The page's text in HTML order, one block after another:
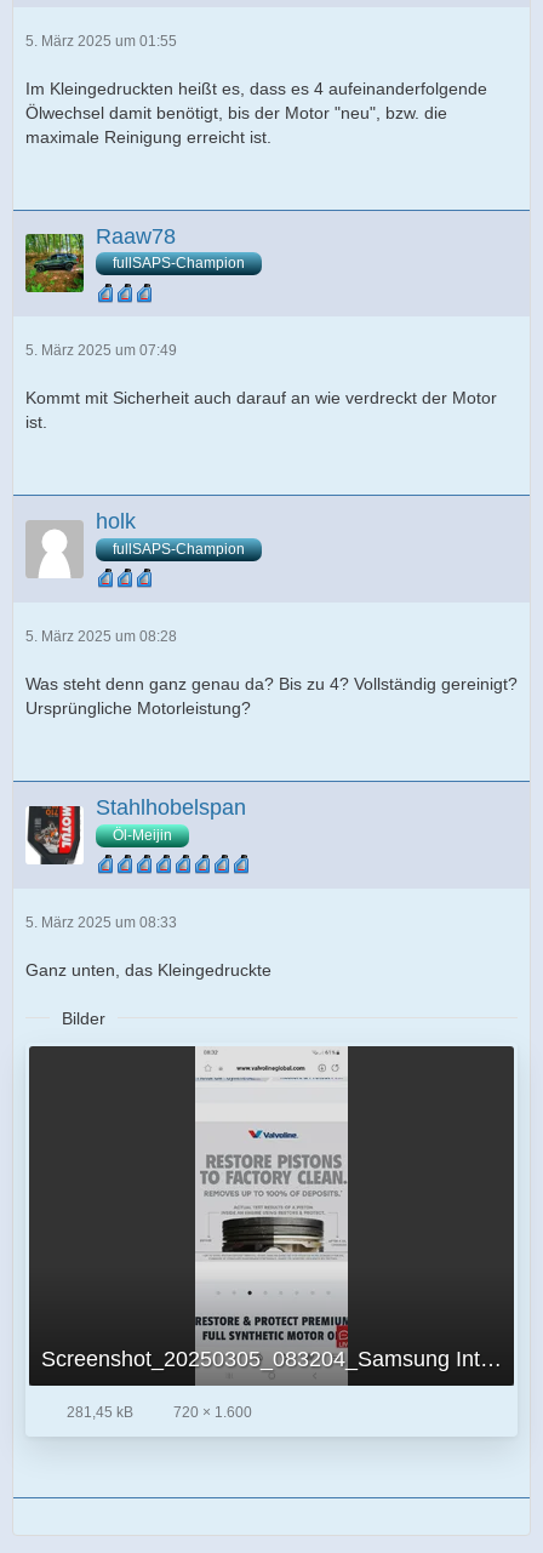
5. März 2025 um 01:55
Im Kleingedruckten heißt es, dass es 4 aufeinanderfolgende
Ölwechsel damit benötigt, bis der Motor "neu", bzw. die
maximale Reinigung erreicht ist.
Raaw78
fullSAPS-Champion
5. März 2025 um 07:49
Kommt mit Sicherheit auch darauf an wie verdreckt der Motor
ist.
holk
fullSAPS-Champion
5. März 2025 um 08:28
Was steht denn ganz genau da? Bis zu 4? Vollständig gereinigt?
Ursprüngliche Motorleistung?
Stahlhobelspan
Öl-Meijin
5. März 2025 um 08:33
Ganz unten, das Kleingedruckte
Bilder
Screenshot_20250305_083204_Samsung Internet.jpg
281,45 kB 720 × 1.600